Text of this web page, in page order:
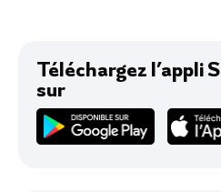
Avis
Téléchargez l’appli
sur